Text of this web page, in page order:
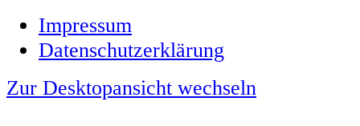
Impressum
Datenschutzerklärung
Zur Desktopansicht wechseln